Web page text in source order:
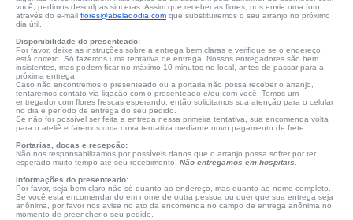
você, pedimos desculpas sinceras. Assim que receber as flores, nos envie uma foto
através do e-mail flores@abeladodia.com que substituiremos o seu arranjo no próximo
dia útil.
Disponibilidade do presenteado:
Por favor, deixe as instruções sobre a entrega bem claras e verifique se o endereço
está correto. Só fazemos uma tentativa de entrega. Nossos entregadores são bem
insistentes, mas podem ficar no máximo 10 minutos no local, antes de passar para a
próxima entrega.
Caso não encontremos o presenteado ou a portaria não possa receber o arranjo,
tentaremos contato via ligação com o presenteado e/ou com você. Temos um
entregador com flores frescas esperando, então solicitamos sua atenção para o celular
no dia e período de entrega do seu pedido.
Se não for possível ser feita a entrega nessa primeira tentativa, sua encomenda volta
para o ateliê e faremos uma nova tentativa mediante novo pagamento de frete.
Portarias, docas e recepção:
Não nos responsabilizamos por possíveis danos que o arranjo possa sofrer por ter
esperado muito tempo até seu recebimento. Não entregamos em hospitais.
Informações do presenteado:
Por favor, seja bem claro não só quanto ao endereço, mas quanto ao nome completo.
Se você está encomendando em nome de outra pessoa ou quer que sua entrega seja
anônima, por favor nos avise no ato da encomenda no campo de entrega anônima no
momento de preencher o seu pedido.